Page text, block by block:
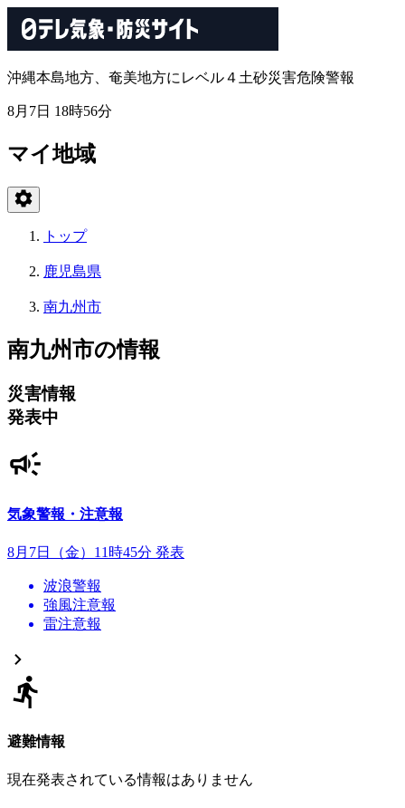
沖縄本島地方、奄美地方にレベル４土砂災害危険警報
8月7日 18時56分
マイ地域
トップ
鹿児島県
南九州市
南九州市の情報
災害情報
発表中
気象警報・注意報
8月7日（金）11時45分 発表
波浪警報
強風注意報
雷注意報
避難情報
現在発表されている情報はありません